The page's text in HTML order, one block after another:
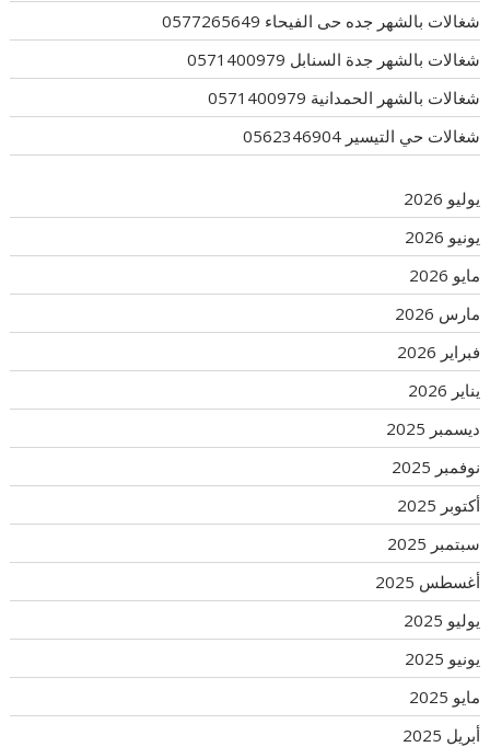
شغالات بالشهر جده حى الفيحاء 0577265649
شغالات بالشهر جدة السنابل 0571400979
شغالات بالشهر الحمدانية 0571400979
شغالات حي التيسير 0562346904
يوليو 2026
يونيو 2026
مايو 2026
مارس 2026
فبراير 2026
يناير 2026
ديسمبر 2025
نوفمبر 2025
أكتوبر 2025
سبتمبر 2025
أغسطس 2025
يوليو 2025
يونيو 2025
مايو 2025
أبريل 2025